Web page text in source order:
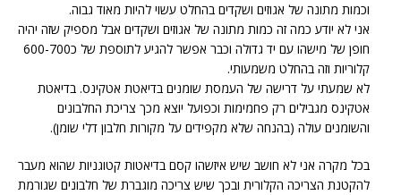
וכמות מתונה של אגוזים ושקדים בהחלט עשוי להיות מאוד גבוה.
אני לא יודע כמה זה כמות מתונה של אגוזים ושקדים אבל מספיק שזה יהיה
חופן של מישהו עם יד גדולה וכבר אפשר להגיע לתוספת של כ600-700
קלוריות וזה בהחלט משמעותי.
לא שמעתי על דרישה של העמסת שומנים בדיאטת אטקינס. בדיאטת
אטקינס מגבילים רק פחמימות וכפועל יוצא מכך צריכת החלבונים
והשומנים עולה (בהנחה שלא מקפידים על מקורות חלבון דלי שומן).
בכל מקרה אני לא חושב שיש איזשהו קסם בדיאטות קטוגניות שהוא מעבר
להקטנת הצריכה הקלורית ובכך שיש צריכה מוגברת של חלבונים שגורמת